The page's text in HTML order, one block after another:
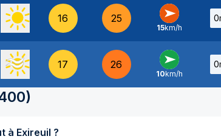
16 25
O -
15km/h
17 26
O -
10km/h
)
vendredi 7 aout à Exireuil ?